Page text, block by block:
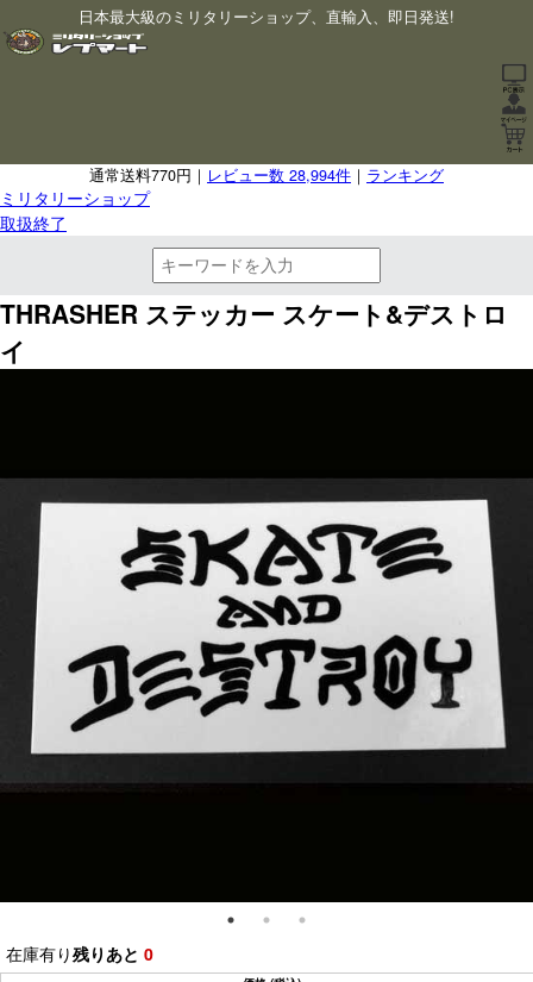
日本最大級のミリタリーショップ、直輸入、即日発送!
通常送料770円｜ レビュー数 28,994件 ｜ ランキング
ミリタリーショップ
取扱終了
THRASHER ステッカー スケート&デストロ
イ
在庫有り残りあと 0